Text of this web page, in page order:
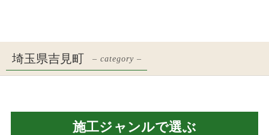
埼玉県吉見町 – category –
施工ジャンルで選ぶ